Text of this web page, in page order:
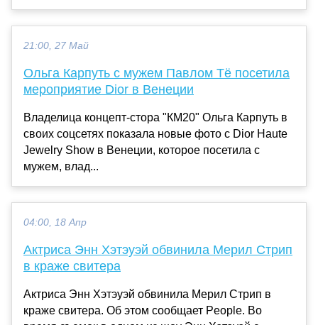
21:00, 27 Май
Ольга Карпуть с мужем Павлом Тё посетила
мероприятие Dior в Венеции
Владелица концепт-стора "КМ20" Ольга Карпуть в
своих соцсетях показала новые фото с Dior Haute
Jewelry Show в Венеции, которое посетила с
мужем, влад...
04:00, 18 Апр
Актриса Энн Хэтэуэй обвинила Мерил Стрип
в краже свитера
Актриса Энн Хэтэуэй обвинила Мерил Стрип в
краже свитера. Об этом сообщает People. Во